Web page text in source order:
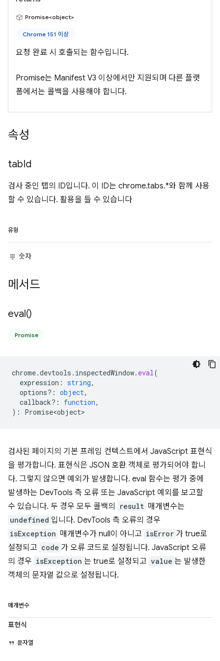
Promise<object>
Chrome 151 이상
요청 완료 시 호출되는 함수입니다.
Promise는 Manifest V3 이상에서만 지원되며 다른 플랫
폼에서는 콜백을 사용해야 합니다.
속성
tabId
검사 중인 탭의 ID입니다. 이 ID는 chrome.tabs.*와 함께 사용
할 수 있습니다. 활용을 들 수 있습니다
유형
숫자
메서드
eval()
Promise
chrome.devtools . inspectedWindow. eval(
expression : string,
options? : object,
callback? : function,
) : Promise<object>
검사된 페이지의 기본 프레임 컨텍스트에서 JavaScript 표현식
을 평가합니다. 표현식은 JSON 호환 객체로 평가되어야 합니
다. 그렇지 않으면 예외가 발생합니다. eval 함수는 평가 중에
발생하는 DevTools 측 오류 또는 JavaScript 예외를 보고할
수 있습니다. 두 경우 모두 콜백의
result 매개변수는
undefined 입니다. DevTools 측 오류의 경우
isException 매개변수가 null이 아니고 isError 가 true로
설정되고 code 가 오류 코드로 설정됩니다. JavaScript 오류
의 경우 isException 는 true로 설정되고 value 는 발생한
객체의 문자열 값으로 설정됩니다.
매개변수
표현식
문자열